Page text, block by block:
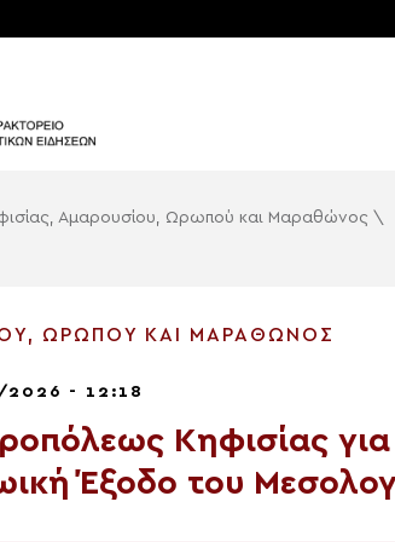
Αμαρουσίου, Ωρωπού και Μαραθώνος \
ΩΡΩΠΟΎ ΚΑΙ ΜΑΡΑΘΏΝΟΣ
2026 - 12:18
Κηφισίας
Έξοδο του